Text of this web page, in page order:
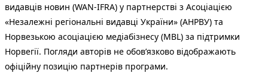
видавців новин (WAN-IFRA) у партнерстві з Асоціацією
«Незалежні регіональні видавці України» (АНРВУ) та
Норвезькою асоціацією медіабізнесу (MBL) за підтримки
Норвегії. Погляди авторів не обов’язково відображають
офіційну позицію партнерів програми.